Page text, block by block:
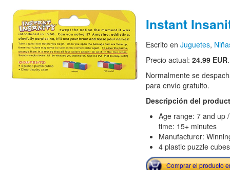
Instant
Escrito en Juguetes,
Precio actual: 24.99 EUR.
Normalmente se
para envío gratuito.
Descripción del
Age range: 7 and up
time: 15+ minutes
Manufacturer:
4 plastic puzzle
Comprar el producto